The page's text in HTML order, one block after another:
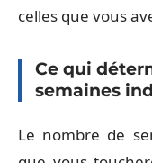
celles que vous
Ce qui
semaines
Le nombre de